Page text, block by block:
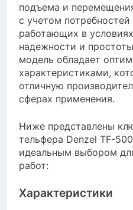
подъема и
с учетом потребностей
работающих в
надежности и
модель обладает
характеристиками,
отличную
сферах применения.
Ниже представлены
тельфера Denzel TF-
идеальным выбором
работ:
Характеристики